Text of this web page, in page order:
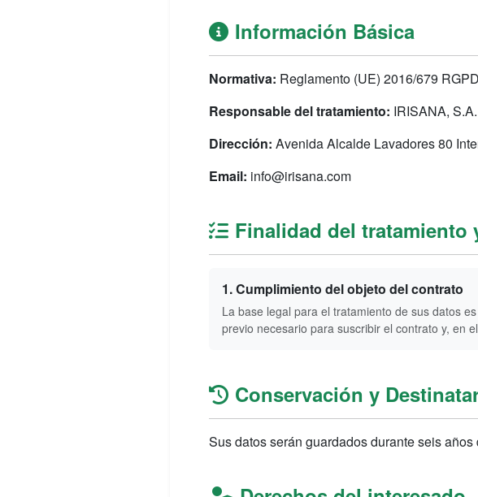
Información Básica
Normativa: Reglamento (UE) 2016/679
Responsable del tratamiento: IRISANA, S.A.
Dirección: Avenida Alcalde Lavadores 80
Email: info@irisana.com
Finalidad del tratamiento
1. Cumplimiento del objeto del contrato
La base legal para el tratamiento de sus datos
previo necesario para suscribir el contrato y, en
Conservación y
Sus datos serán guardados durante seis